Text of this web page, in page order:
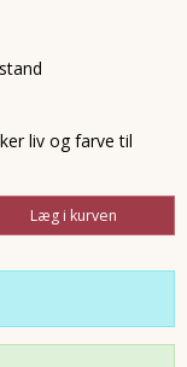
liv og farve til
Læg i kurven